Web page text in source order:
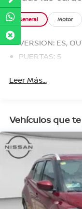
General Motor
VERSION: ES,
PUERTAS: 5
Leer Más...
Vehículos que